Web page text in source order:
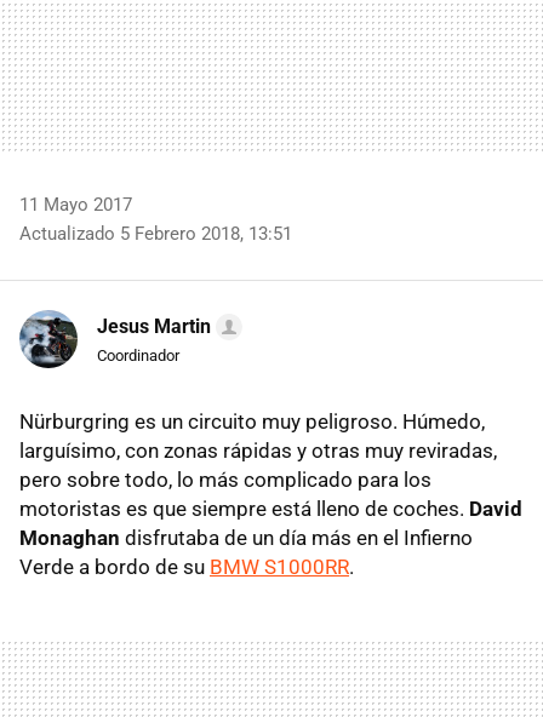
11 Mayo 2017
Actualizado 5 Febrero 2018, 13:51
Jesus Martin
Coordinador
Nürburgring es un circuito muy peligroso. Húmedo,
larguísimo, con zonas rápidas y otras muy reviradas,
pero sobre todo, lo más complicado para los
motoristas es que siempre está lleno de coches. David
Monaghan disfrutaba de un día más en el Infierno
Verde a bordo de su BMW S1000RR.